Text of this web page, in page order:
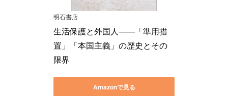
明石書店
生活保護と外国人――「準用措
置」「本国主義」の歴史とその
限界
Amazonで見る